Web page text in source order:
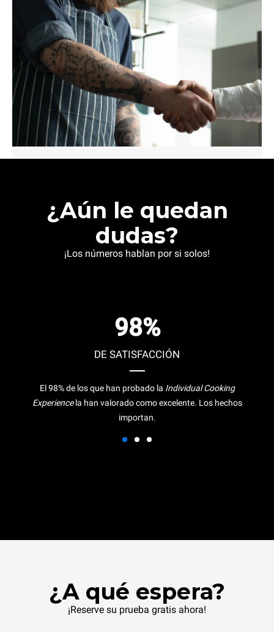
¿Aún le quedan
dudas?
¡Los números hablan por si solos!
98%
DE SATISFACCIÓN
El 98% de los que han probado la Individual Cooking
Experiencela han valorado como excelente. Los hechos
importan.
¿A qué espera?
¡Reserve su prueba gratis ahora!